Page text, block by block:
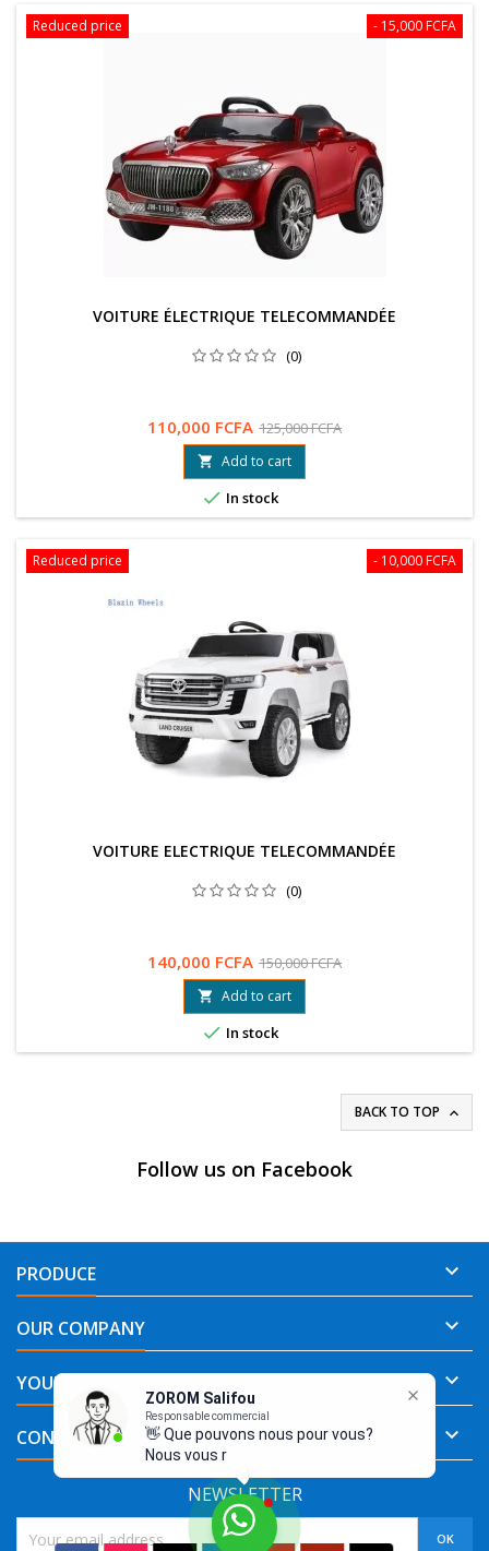
ZOROM Salifou
Responsable commercial
👋 Que pouvons nous pour vous?
Nous vous repondrons au
- 15,000 FCFA
Reduced price
VOITURE ÉLECTRIQUE TELECOMMANDÉE
(0)
110,000 FCFA 125,000 FCFA
 Add to cart
 In stock
- 10,000 FCFA
Reduced price
VOITURE ELECTRIQUE TELECOMMANDÉE
(0)
140,000 FCFA 150,000 FCFA
 Add to cart
 In stock
BACK TO TOP 
Follow us on Facebook
PRODUCE 
OUR COMPANY 
YOUR ACCOUNT 
CONTACT 
NEWSLETTER